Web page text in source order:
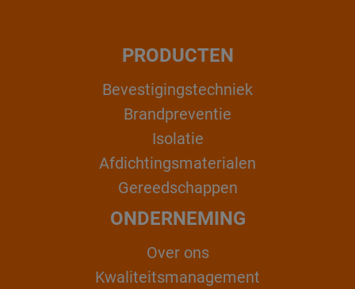
PRODUCTEN
Bevestigingstechniek
Brandpreventie
Isolatie
Afdichtingsmaterialen
Gereedschappen
ONDERNEMING
Over ons
Kwaliteitsmanagement